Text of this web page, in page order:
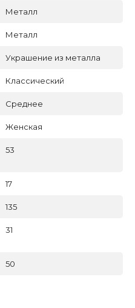
Металл
Металл
Украшение из металла
Классический
Среднее
Женская
53
17
135
31
50